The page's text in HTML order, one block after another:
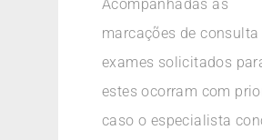
Acompanhadas as
marcações de consulta
exames solicitados
estes ocorram com
caso o especialista